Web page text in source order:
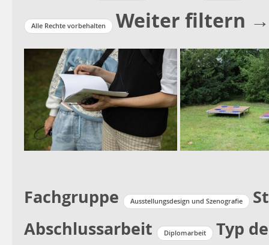
Alle Rechte vorbehalten Weiter filtern →
Fachgruppe Ausstellungsdesign und Szenografie
Abschlussarbeit
Diplomarbeit Typ